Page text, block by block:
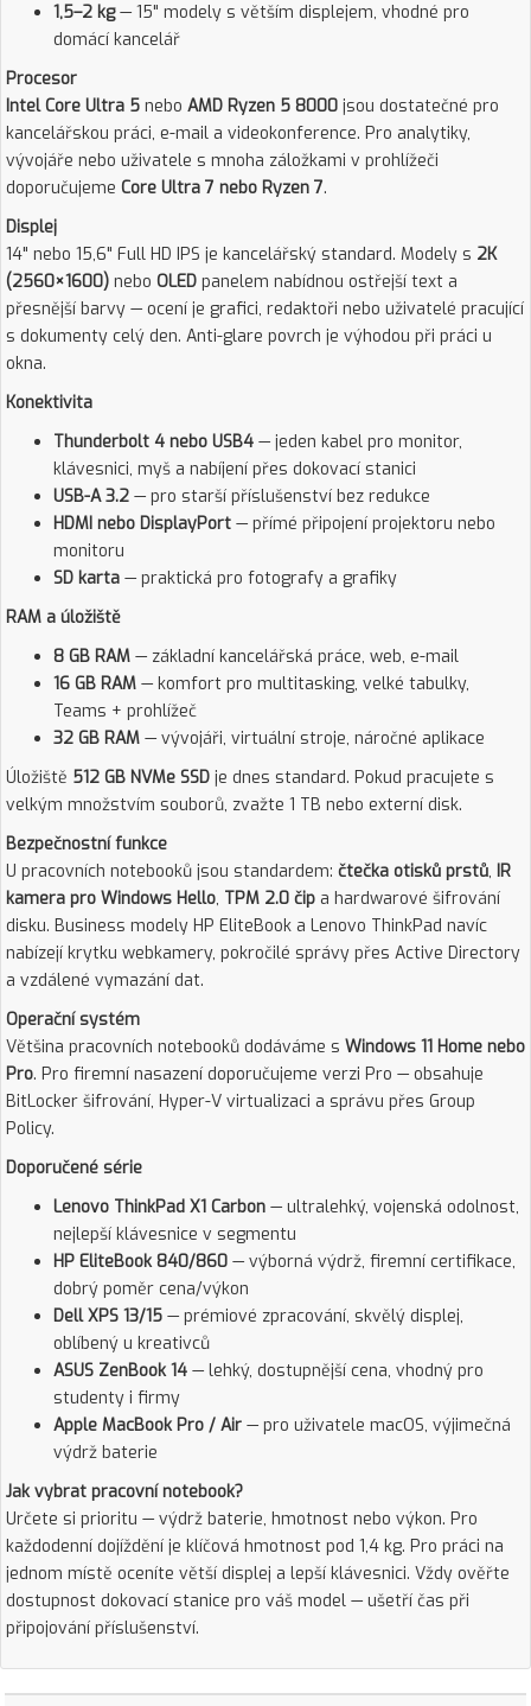
1,5–2 kg— 15" modely s větším displejem, vhodné pro
domácí kancelář
Procesor
Intel Core Ultra 5 nebo AMD Ryzen 5 8000 jsou dostatečné pro
kancelářskou práci, e-mail a videokonference. Pro analytiky,
vývojáře nebo uživatele s mnoha záložkami v prohlížeči
doporučujeme Core Ultra 7 nebo Ryzen 7.
Displej
14" nebo 15,6" Full HD IPS je kancelářský standard. Modely s 2K
(2560×1600) nebo OLED panelem nabídnou ostřejší text a
přesnější barvy — ocení je grafici, redaktoři nebo uživatelé pracující
s dokumenty celý den. Anti-glare povrch je výhodou při práci u
okna.
Konektivita
Thunderbolt 4 nebo USB4 — jeden kabel pro monitor,
klávesnici, myš a nabíjení přes dokovací stanici
USB-A 3.2 — pro starší příslušenství bez redukce
HDMI nebo DisplayPort — přímé připojení projektoru nebo
monitoru
SD karta — praktická pro fotografy a grafiky
RAM a úložiště
8 GB RAM — základní kancelářská práce, web, e-mail
16 GB RAM — komfort pro multitasking, velké tabulky,
Teams + prohlížeč
32 GB RAM — vývojáři, virtuální stroje, náročné aplikace
Úložiště 512 GB NVMe SSD je dnes standard. Pokud pracujete s
velkým množstvím souborů, zvažte 1 TB nebo externí disk.
Bezpečnostní funkce
U pracovních notebooků jsou standardem: čtečka otisků prstů, IR
kamera pro Windows Hello, TPM 2.0 čip a hardwarové šifrování
disku. Business modely HP EliteBook a Lenovo ThinkPad navíc
nabízejí krytku webkamery, pokročilé správy přes Active Directory
a vzdálené vymazání dat.
Operační systém
Většina pracovních notebooků dodáváme s Windows 11 Home nebo
Pro. Pro firemní nasazení doporučujeme verzi Pro — obsahuje
BitLocker šifrování, Hyper-V virtualizaci a správu přes Group
Policy.
Doporučené série
Lenovo ThinkPad X1 Carbon — ultralehký, vojenská odolnost,
nejlepší klávesnice v segmentu
HP EliteBook 840/860 — výborná výdrž, firemní certifikace,
dobrý poměr cena/výkon
Dell XPS 13/15 — prémiové zpracování, skvělý displej,
oblíbený u kreativců
ASUS ZenBook 14 — lehký, dostupnější cena, vhodný pro
studenty i firmy
Apple MacBook Pro / Air — pro uživatele macOS, výjimečná
výdrž baterie
Jak vybrat pracovní notebook?
Určete si prioritu — výdrž baterie, hmotnost nebo výkon. Pro
každodenní dojíždění je klíčová hmotnost pod 1,4 kg. Pro práci na
jednom místě oceníte větší displej a lepší klávesnici. Vždy ověřte
dostupnost dokovací stanice pro váš model — ušetří čas při
připojování příslušenství.